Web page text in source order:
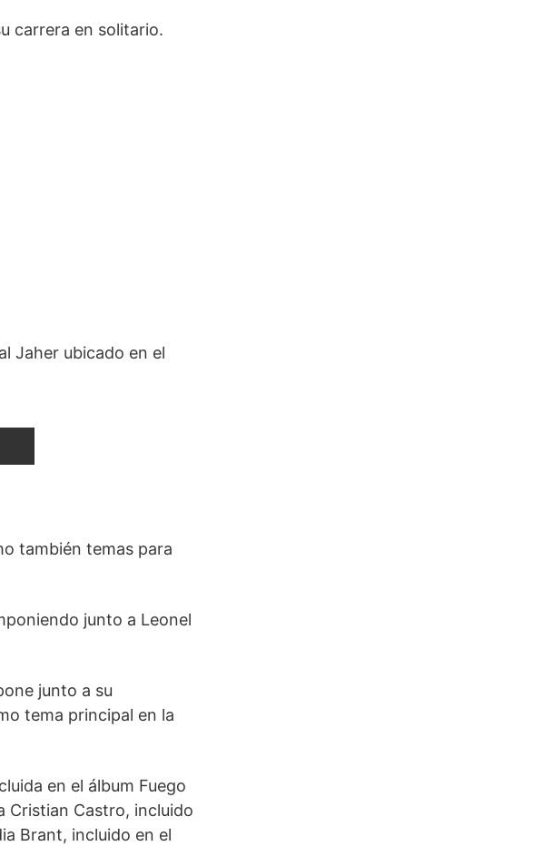
carrera en solitario.
Jaher ubicado en el
también temas para
junto a Leonel
junto a su
tema principal en la
en el álbum Fuego
Cristian Castro, incluido
Brant, incluido en el